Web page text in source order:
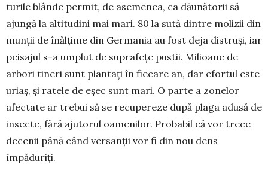
turile blânde permit, de asemenea, ca dău­nă­torii să
ajun­gă la altitu­dini mai mari. 80 la sută dintre molizii din
munții de înălțime din Germania au fost deja distruși, iar
pei­sajul s-a umplut de su­prafețe pustii. Milioa­ne de
arbori tineri sunt plantați în fiecare an, dar efortul este
uriaș, și ratele de eșec sunt mari. O parte a zonelor
afectate ar trebui să se re­cupereze după pla­ga adusă de
insecte, fără ajutorul oamenilor. Probabil că vor trece
de­cenii până când versanții vor fi din nou dens
împăduriți.